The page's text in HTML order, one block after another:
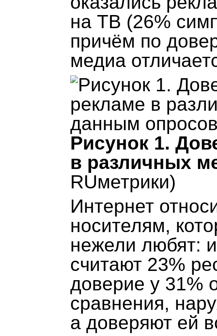
на ТВ (26%
причём по
медиа
Рисунок 1.
в различных
RUметрики)
Интернет
носителям,
нежели любят:
считают 23%
доверие у 31%
сравнения,
а доверяют ей